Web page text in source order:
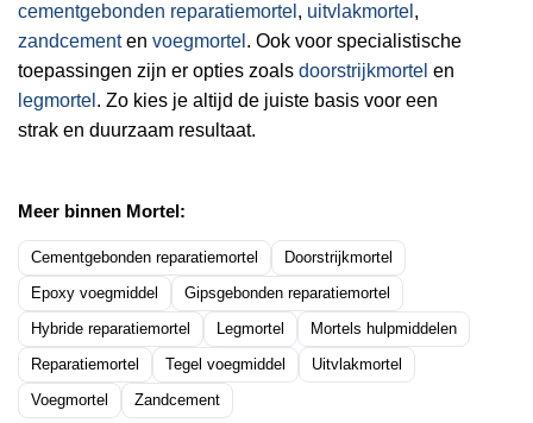
cementgebonden reparatiemortel , uitvlakmortel ,
zandcementen voegmortel . Ook voor specialistische
toepassingen zijn er opties zoals doorstrijkmortel en
legmortel . Zo kies je altijd de juiste basis voor een
strak en duurzaam resultaat.
Meer binnen Mortel:
Cementgebonden reparatiemortel
Doorstrijkmortel
Epoxy voegmiddel
Gipsgebonden reparatiemortel
Hybride reparatiemortel
Legmortel
Mortels hulpmiddelen
Reparatiemortel
Tegel voegmiddel
Uitvlakmortel
Voegmortel
Zandcement